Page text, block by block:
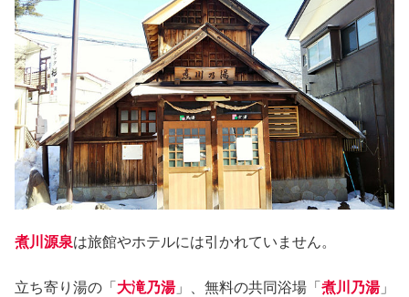
煮川源泉は旅館やホテルには引かれていません。
立ち寄り湯の「 大滝乃湯」、無料の共同浴場「 煮川乃湯」